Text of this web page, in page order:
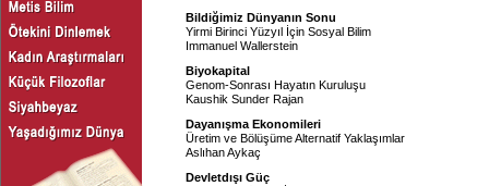
Bildiğimiz Dünyanın Sonu
Yirmi Birinci Yüzyıl İçin Sosyal Bilim
Immanuel Wallerstein
Biyokapital
Genom-Sonrası Hayatın Kuruluşu
Kaushik Sunder Rajan
Dayanışma Ekonomileri
Üretim ve Bölüşüme Alternatif Yaklaşımlar
Aslıhan Aykaç
Devletdışı Güç